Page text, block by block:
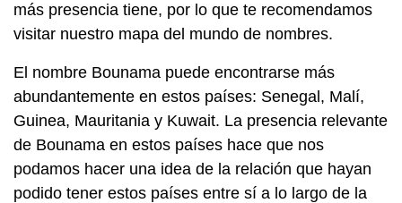
más presencia tiene, por lo que te recomendamos
visitar nuestro mapa del mundo de nombres.
El nombre Bounama puede encontrarse más
abundantemente en estos países: Senegal, Malí,
Guinea, Mauritania y Kuwait. La presencia relevante
de Bounama en estos países hace que nos
podamos hacer una idea de la relación que hayan
podido tener estos países entre sí a lo largo de la